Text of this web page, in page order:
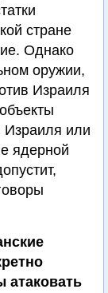
стране
Однако
оружии,
Израиля
Израиля или
ядерной
атаковать